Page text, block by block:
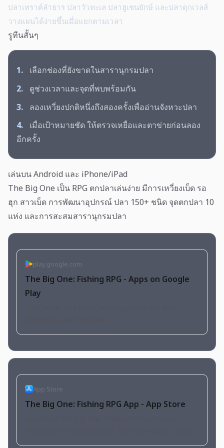
ปลาเทราต์ลำธาร ปลาวัวทะเล ปลาฮูเชนยักษ์ และปลาดุกเวลส์
วางแผนได้ง่ายขึ้นเมื่อแยกตามเวลา
รูทีนสั้นๆ
1.
เลือกช่องที่ยังขาดในสารานุกรมปลา
2.
ดูช่วงเวลาและจุดที่พบพร้อมกัน
3.
ลองเหวี่ยงปกติหนึ่งถึงสองครั้งเพื่ออ่านจังหวะปลา
4.
เมื่อเป้าหมายชัด ให้ตรวจเหยื่อและตาข่ายก่อนลอง
อีกครั้ง
เล่นบน Android และ iPhone/iPad
The Big One เป็น RPG ตกปลาเล่นง่าย มีการเหวี่ยงเบ็ด รอ
ฮุก สาวเบ็ด การพัฒนาอุปกรณ์ ปลา 150+ ชนิด จุดตกปลา 10
แห่ง และการสะสมสารานุกรมปลา
play.google.com
The Big One: Fishing RPG - Apps on Google
Play
App Store
The Big One: Fishing RPG App - App Store
and reviews, user tips, and more apps like The Big